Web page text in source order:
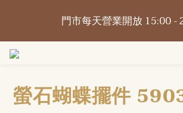
📍觀塘巧明街116-118號萬年工業大
B1-B2號
門市每天營業開放 15:00 -
📍觀塘巧明街116-118號萬年工業
螢石蝴蝶擺件